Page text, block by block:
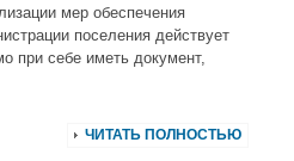
мер обеспечения
поселения действует
при себе иметь документ,
ЧИТАТЬ ПОЛНОСТЬЮ